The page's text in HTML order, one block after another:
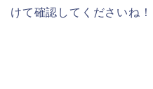
けて確認してくださいね！